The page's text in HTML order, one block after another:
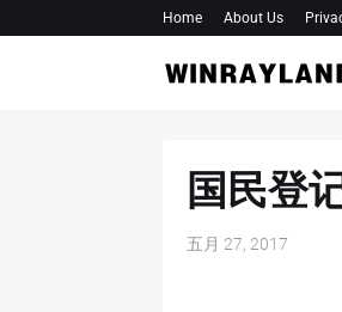
Home About Us
国民登
五月 27, 2017